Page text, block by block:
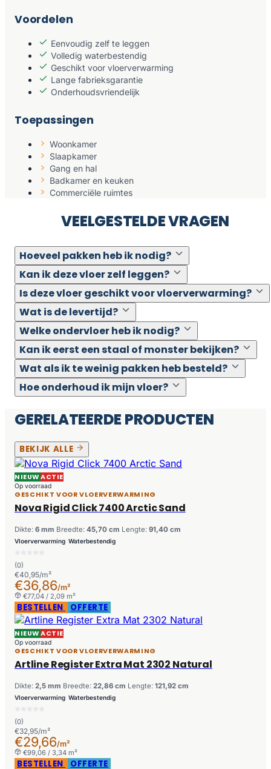
Voordelen
Eenvoudig zelf te leggen
Volledig waterbestendig
Geschikt voor vloerverwarming
Lange fabrieksgarantie
Onderhoudsvriendelijk
Toepassingen
Woonkamer
Slaapkamer
Gang en hal
Badkamer en keuken
Commerciële ruimtes
VEELGESTELDE VRAGEN
Hoeveel pakken heb ik nodig?
Kan ik deze vloer zelf leggen?
Is deze vloer geschikt voor vloerverwarming?
Wat is de levertijd?
Welke ondervloer heb ik nodig?
Kan ik eerst een staal of monster bekijken?
Wat als ik te weinig pakken heb besteld?
Hoe onderhoud ik mijn vloer?
GERELATEERDE PRODUCTEN
BEKIJK ALLE
NIEUWACTIE
Op voorraad
GESCHIKT VOOR VLOERVERWARMING
Nova Rigid Click 7400 Arctic Sand
Dikte: 6 mm Breedte: 45,70 cm Lengte: 91,40 cm
Vloerverwarming Waterbestendig
(0)
€40,95/m²
€36,86/m²
€77,04 / 2,09 m²
BESTELLEN OFFERTE
NIEUWACTIE
Op voorraad
GESCHIKT VOOR VLOERVERWARMING
Artline Register Extra Mat 2302 Natural
Dikte: 2,5 mm Breedte: 22,86 cm Lengte: 121,92 cm
Vloerverwarming Waterbestendig
(0)
€32,95/m²
€29,66/m²
€99,06 / 3,34 m²
BESTELLEN OFFERTE